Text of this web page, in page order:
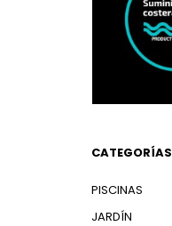
CATEGORÍAS
PISCINAS
JARDÍN